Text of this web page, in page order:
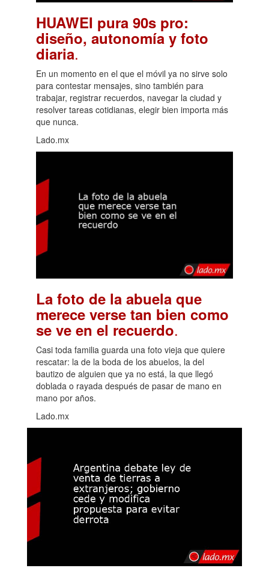
HUAWEI pura 90s pro:
diseño, autonomía y foto
diaria.
En un momento en el que el móvil ya no sirve solo
para contestar mensajes, sino también para
trabajar, registrar recuerdos, navegar la ciudad y
resolver tareas cotidianas, elegir bien importa más
que nunca.
Lado.mx
La foto de la abuela que
merece verse tan bien como
se ve en el recuerdo.
Casi toda familia guarda una foto vieja que quiere
rescatar: la de la boda de los abuelos, la del
bautizo de alguien que ya no está, la que llegó
doblada o rayada después de pasar de mano en
mano por años.
Lado.mx